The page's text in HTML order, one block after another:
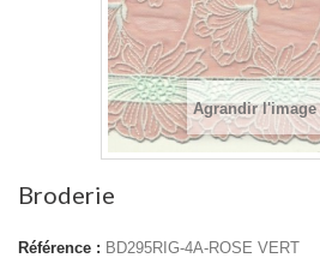
Agrandir l'image
Broderie
Référence : BD295RIG-4A-ROSE VERT